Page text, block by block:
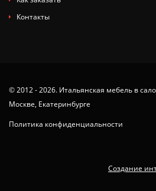
Контакты
© 2012 - 2026. Итальянская мебель в
Москве, Екатеринбурге
Политика конфиденциальности
Создание